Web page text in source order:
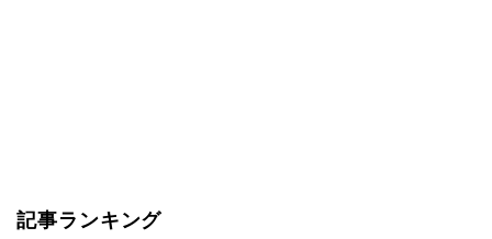
記事ランキング